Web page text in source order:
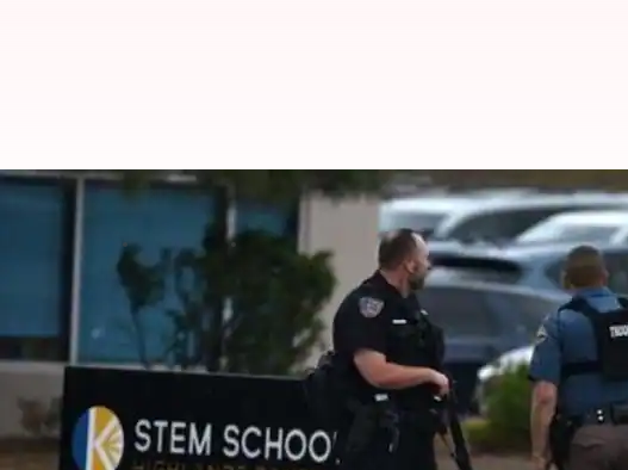
अमेरिका: स्कूल में फिर चली गोलियां, एक
May 08, 2019 11:10 am
अमेरिका के कोलोराडो में एक स्कूल में गोलीबारी की घटना से लोग सहम
यहां के डेनवर इलाके के एक स्कूल में दो छात्रों ने हेंडगन से गोलीबारी
इससे उनके एक क्लासमेट की मौत हो गई और सात अन्य घायल हो गए।
घायल छात्रों को स्थानीय अस्पताल में भर्ती कराया गया है, जहां उनकी